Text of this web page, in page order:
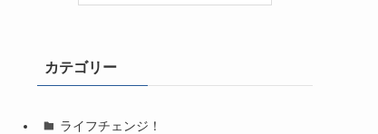
カテゴリー
ライフチェンジ！